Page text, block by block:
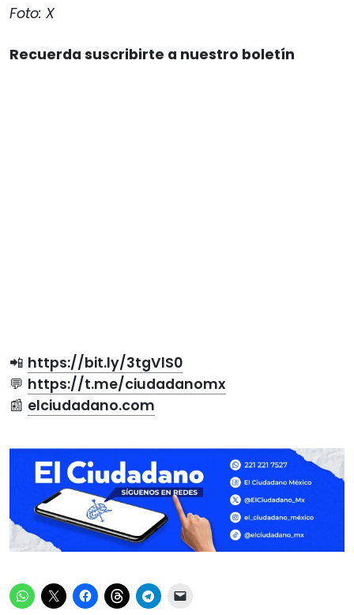
Foto: X
Recuerda suscribirte a nuestro boletín
📲 https://bit.ly/3tgVlS0
💬 https://t.me/ciudadanomx
📰 elciudadano.com